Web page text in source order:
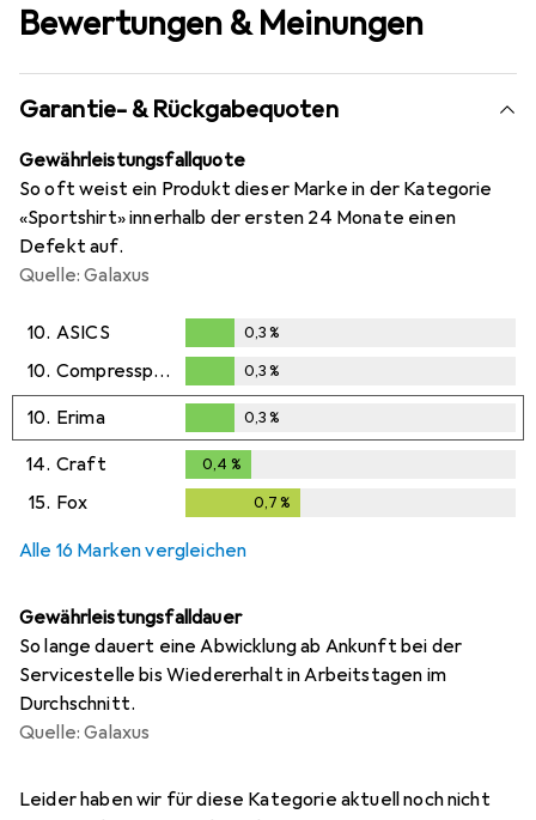
Bewertungen & Meinungen
Garantie- & Rückgabequoten
Gewährleistungsfallquote
So oft weist ein Produkt dieser Marke in der Kategorie
«Sportshirt» innerhalb der ersten 24 Monate einen
Defekt auf.
Quelle: Galaxus
10. ASICS
0,3%
0,3%
10. Compressport
0,3%
0,3%
10. Erima
0,3%
0,3%
14. Craft 0,4 %
15. Fox 0,7 %
Alle 16 Marken vergleichen
Gewährleistungsfalldauer
So lange dauert eine Abwicklung ab Ankunft bei der
Servicestelle bis Wiedererhalt in Arbeitstagen im
Durchschnitt.
Quelle: Galaxus
Leider haben wir für diese Kategorie aktuell noch nicht